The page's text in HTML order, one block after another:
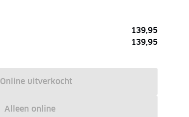
139,95
139,95
Online uitverkocht
Alleen online